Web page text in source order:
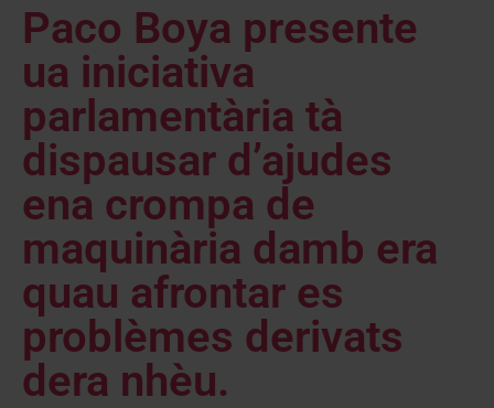
Paco Boya presente
ua iniciativa
parlamentària tà
dispausar d’ajudes
ena crompa de
maquinària damb era
quau afrontar es
problèmes derivats
dera nhèu.